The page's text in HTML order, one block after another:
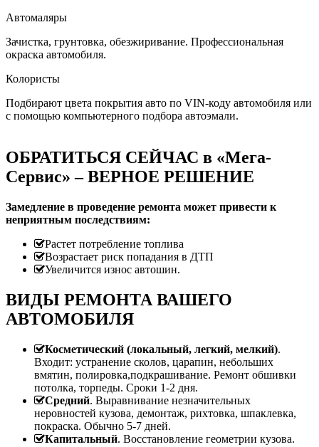
Автомаляры
Зачистка, грунтовка, обезжиривание. Профессиональная
окраска автомобиля.
Колористы
Подбирают цвета покрытия авто по VIN-коду автомобиля или
с помощью компьютерного подбора автоэмали.
ОБРАТИТЬСЯ СЕЙЧАС в «Мега-
Сервис» – ВЕРНОЕ РЕШЕНИЕ
Замедление в проведение ремонта может привести к
неприятным последствиям:
Растет потребление топлива
Возрастает риск попадания в ДТП
Увеличится износ автошин.
ВИДЫ РЕМОНТА ВАШЕГО
АВТОМОБИЛЯ
Косметический (локальный, легкий, мелкий).
Входит: устранение сколов, царапин, небольших
вмятин, полировка,подкрашивание. Ремонт обшивки
потолка, торпеды. Сроки 1-2 дня.
Средний. Выравнивание незначительных
неровностей кузова, демонтаж, рихтовка, шпаклевка,
покраска. Обычно 5-7 дней.
Капитальный. Восстановление геометрии кузова.